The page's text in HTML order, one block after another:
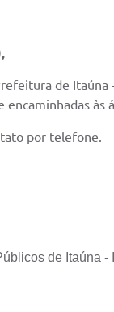
de Itaúna
encaminhadas às
por telefone.
de Itaúna -